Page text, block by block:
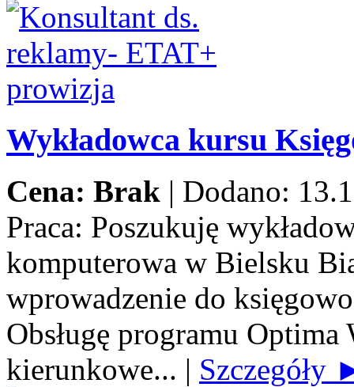
Wykładowca kursu
Cena: Brak | Dodano:
Praca: Poszukuję
komputerowa w Bielsku
wprowadzenie do
Obsługę programu Optima
kierunkowe... | Szczegóły